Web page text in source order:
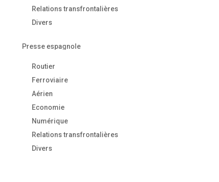
Relations transfrontalières
Divers
Presse espagnole
Routier
Ferroviaire
Aérien
Economie
Numérique
Relations transfrontalières
Divers